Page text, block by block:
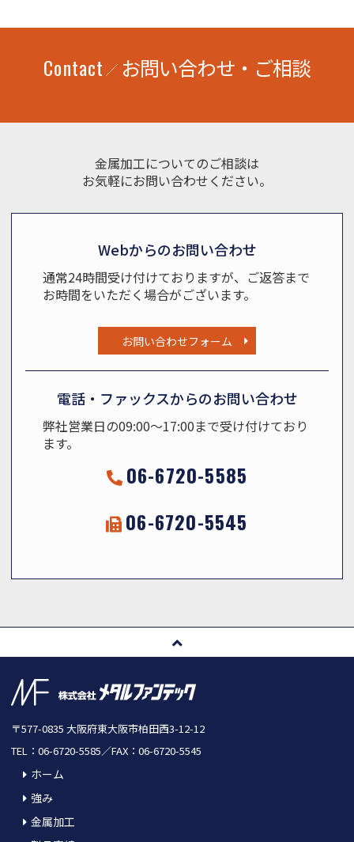
Contact お問い合わせ・ご相談
金属加工についてのご相談は
お気軽にお問い合わせください。
Webからのお問い合わせ
通常24時間受け付けておりますが、ご返答まで
お時間をいただく場合がございます。
お問い合わせフォーム
電話・ファックスからのお問い合わせ
弊社営業日の09:00〜17:00まで受け付けており
ます。
06-6720-5585
06-6720-5545
〒577-0835 大阪府東大阪市柏田西3-12-12
TEL：06-6720-5585／FAX：06-6720-5545
ホーム
強み
金属加工